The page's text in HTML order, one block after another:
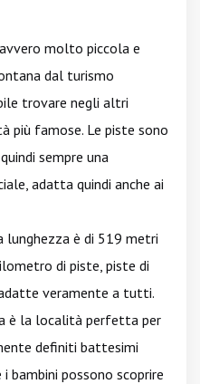
molto piccola e
dal turismo
trovare negli altri
più famose. Le piste sono
sempre una
adatta quindi anche ai
lunghezza è di 519 metri
di piste, piste di
veramente a tutti.
è la località perfetta per
definiti battesimi
bambini possono scoprire